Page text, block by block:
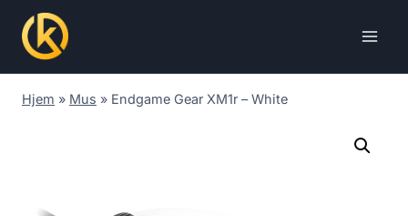
content
Hjem » Mus » Endgame Gear XM1r – White